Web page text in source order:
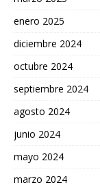
enero 2025
diciembre 2024
octubre 2024
septiembre 2024
agosto 2024
junio 2024
mayo 2024
marzo 2024